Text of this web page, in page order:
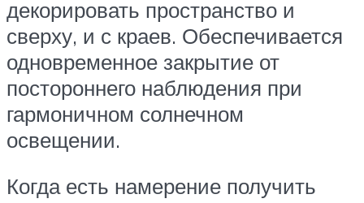
декорировать пространство и
сверху, и с краев. Обеспечивается
одновременное закрытие от
постороннего наблюдения при
гармоничном солнечном
освещении.
Когда есть намерение получить